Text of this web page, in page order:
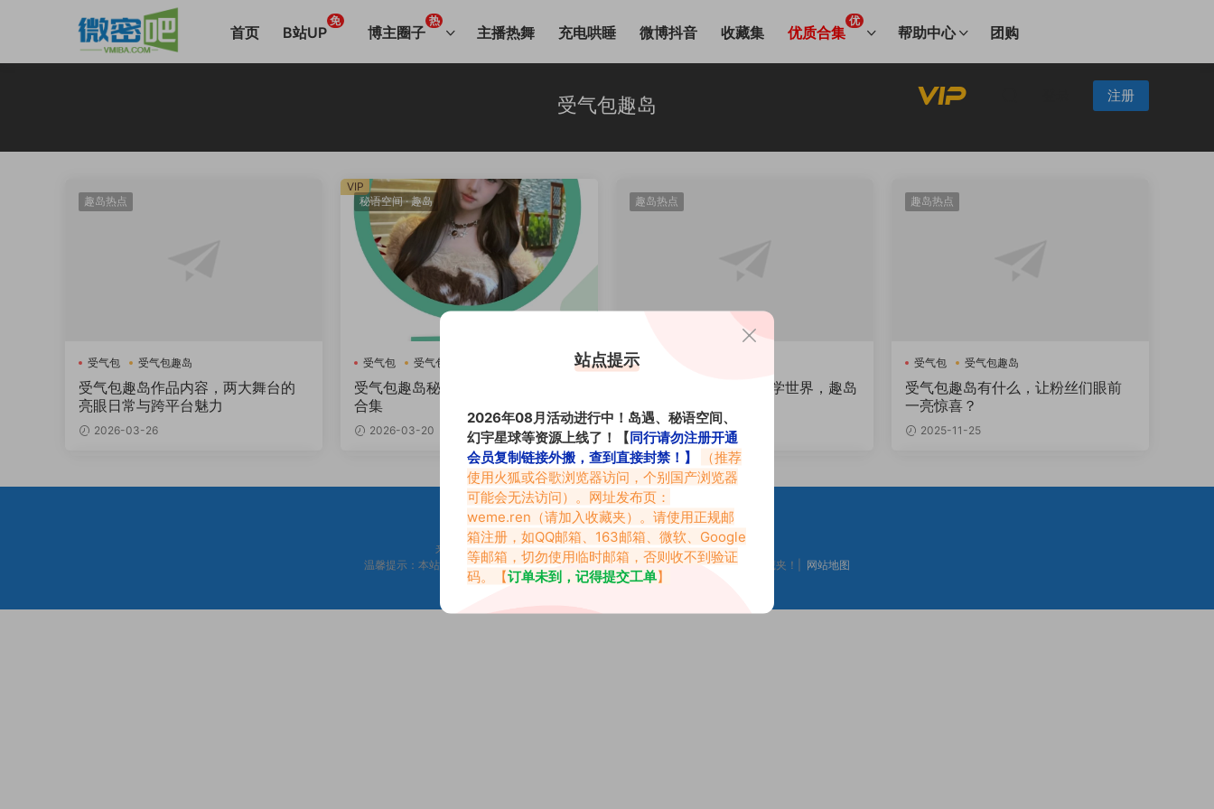
首页 B站UP
免
博主圈子
热
主播热舞 充电哄睡 微博抖音 收藏集 优质合集
优
帮助中心 团购
注册
受气包趣岛
趣岛热点
受气包 受气包趣岛
受气包趣岛作品内容，两大舞台的
亮眼日常与跨平台魅力
2026-03-26
秘语空间·趣岛
受气包 受气包秘语空间 08期
受气包趣岛秘语空间圈子专属视图
合集
2026-03-20 VIP
VIP
趣岛热点
受气包趣岛
走进“受气包”的反差美学世界，趣岛
2026-03-09
趣岛热点
受气包 受气包趣岛
受气包趣岛有什么，让粉丝们眼前
一亮惊喜？
2025-11-25
来不及找到心仪的内容？按 Ctr + D
收藏微密吧【Weme.Ren】
温馨提示：本站是只搬运福利但不生产福利。如果你觉得本站做的不错，请添加到收藏夹！| 网站地图
站点提示
2026年08月活动进行中！岛遇、秘语空间、
幻宇星球等资源上线了！【同行请勿注册开通
会员复制链接外搬，查到直接封禁！】
（推荐
使用火狐或谷歌浏览器访问，个别国产浏览器
可能会无法访问）。网址发布页：
weme.ren （请加入收藏夹）。请使用正规邮
箱注册，如QQ邮箱、163邮箱、微软、Google
等邮箱，切勿使用临时邮箱，否则收不到验证
码。【订单未到，记得提交工单】